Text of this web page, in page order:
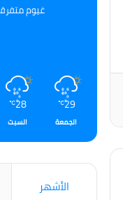
غيوم
29
℃
الجمعة
28
℃
السبت
الأشهر